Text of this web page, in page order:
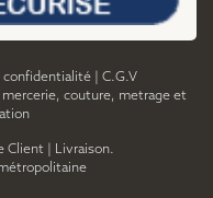
confidentialité| C.G.V
couture, metrage et
Client | Livraison.